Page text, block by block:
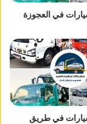
في العجوزة
في طريق